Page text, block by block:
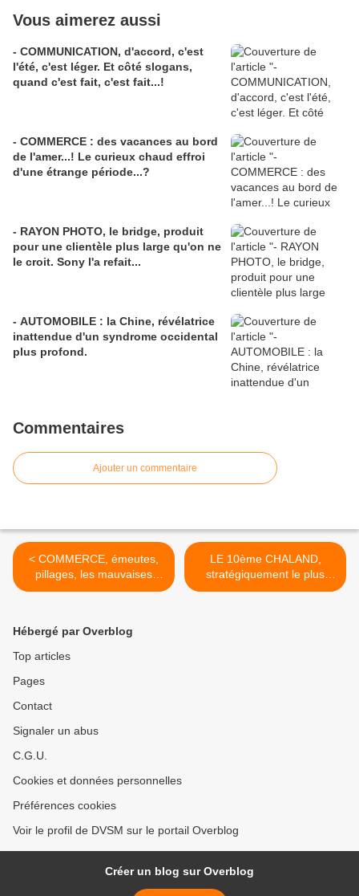
Vous aimerez aussi
- COMMUNICATION, d'accord, c'est
l'été, c'est léger. Et côté slogans,
quand c'est fait, c'est fait...!
- COMMERCE : des vacances au bord
de l'amer...! Le curieux chaud effroi
d'une étrange période...?
- RAYON PHOTO, le bridge, produit
pour une clientèle plus large qu'on ne
le croit. Sony l'a refait...
- AUTOMOBILE : la Chine, révélatrice
inattendue d'un syndrome occidental
plus profond.
Commentaires
Ajouter un commentaire
< COMMERCE, émeutes,
pillages, les mauvaises
phases s'enchaînent
LE 10ème CHALAND,
stratégiquement le plus
précieux des clients, est
Hébergé par Overblog
Top articles
Pages
Contact
Signaler un abus
C.G.U.
Cookies et données personnelles
Préférences cookies
Voir le profil de DVSM sur le portail Overblog
Créer un blog sur Overblog